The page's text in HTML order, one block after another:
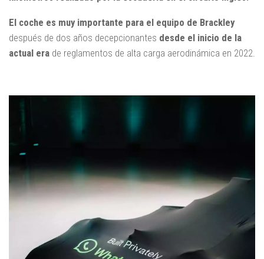
El coche es muy importante para el equipo de Brackley
después de dos años decepcionantes desde el inicio de la
actual era de reglamentos de alta carga aerodinámica en 2022.